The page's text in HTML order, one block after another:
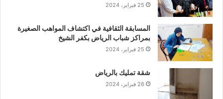
25 فبراير، 2024
المسابقة الثقافية في اكتشاف المواهب الصغيرة
بمراكز شباب الرياض بكفر الشيخ
25 فبراير، 2024
شقة تمليك بالرياض
26 فبراير، 2024